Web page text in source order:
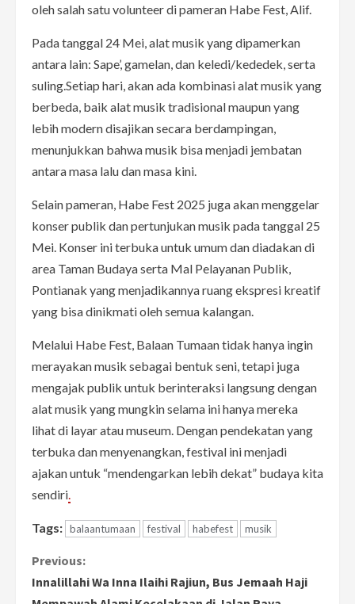
oleh salah satu volunteer di pameran Habe Fest, Alif.
Pada tanggal 24 Mei, alat musik yang dipamerkan
antara lain: Sape’, gamelan, dan keledi/kededek, serta
suling.Setiap hari, akan ada kombinasi alat musik yang
berbeda, baik alat musik tradisional maupun yang
lebih modern disajikan secara berdampingan,
menunjukkan bahwa musik bisa menjadi jembatan
antara masa lalu dan masa kini.
Selain pameran, Habe Fest 2025 juga akan menggelar
konser publik dan pertunjukan musik pada tanggal 25
Mei. Konser ini terbuka untuk umum dan diadakan di
area Taman Budaya serta Mal Pelayanan Publik,
Pontianak yang menjadikannya ruang ekspresi kreatif
yang bisa dinikmati oleh semua kalangan.
Melalui Habe Fest, Balaan Tumaan tidak hanya ingin
merayakan musik sebagai bentuk seni, tetapi juga
mengajak publik untuk berinteraksi langsung dengan
alat musik yang mungkin selama ini hanya mereka
lihat di layar atau museum. Dengan pendekatan yang
terbuka dan menyenangkan, festival ini menjadi
ajakan untuk “mendengarkan lebih dekat” budaya kita
sendiri.
Tags: balaantumaan festival habefest musik
C
Previous:
Innalillahi Wa Inna Ilaihi Rajiun, Bus Jemaah Haji